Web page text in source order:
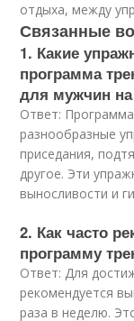
отдыха, между
Связанные
1. Какие
программа
для мужчин
Ответ:
разнообразные
приседания,
другое. Эти
выносливости и
2. Как часто
программу
Ответ: Для
рекомендуется
раза в неделю.